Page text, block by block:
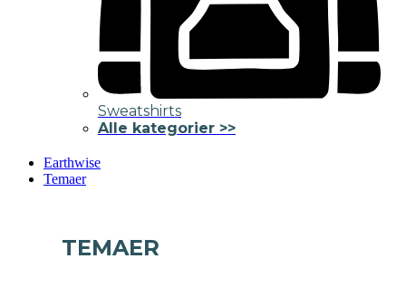
Sweatshirts
Alle kategorier >>
Earthwise
Temaer
TEMAER